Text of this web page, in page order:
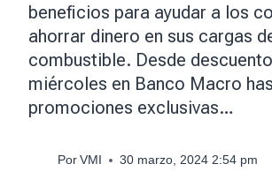
beneficios para ayudar a los
ahorrar dinero en sus cargas
combustible. Desde
miércoles en Banco Macro
promociones exclusivas…
Por VMI 30 marzo, 2024 2:54 pm